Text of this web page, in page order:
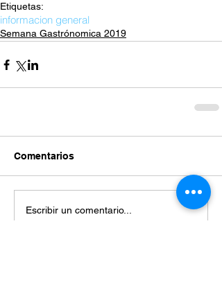
Etiquetas:
informacion general
Semana Gastrónomica 2019
Comentarios
Escribir un comentario...